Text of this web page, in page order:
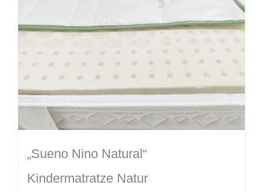
„Sueno Nino Natural“
Kindermatratze Natur